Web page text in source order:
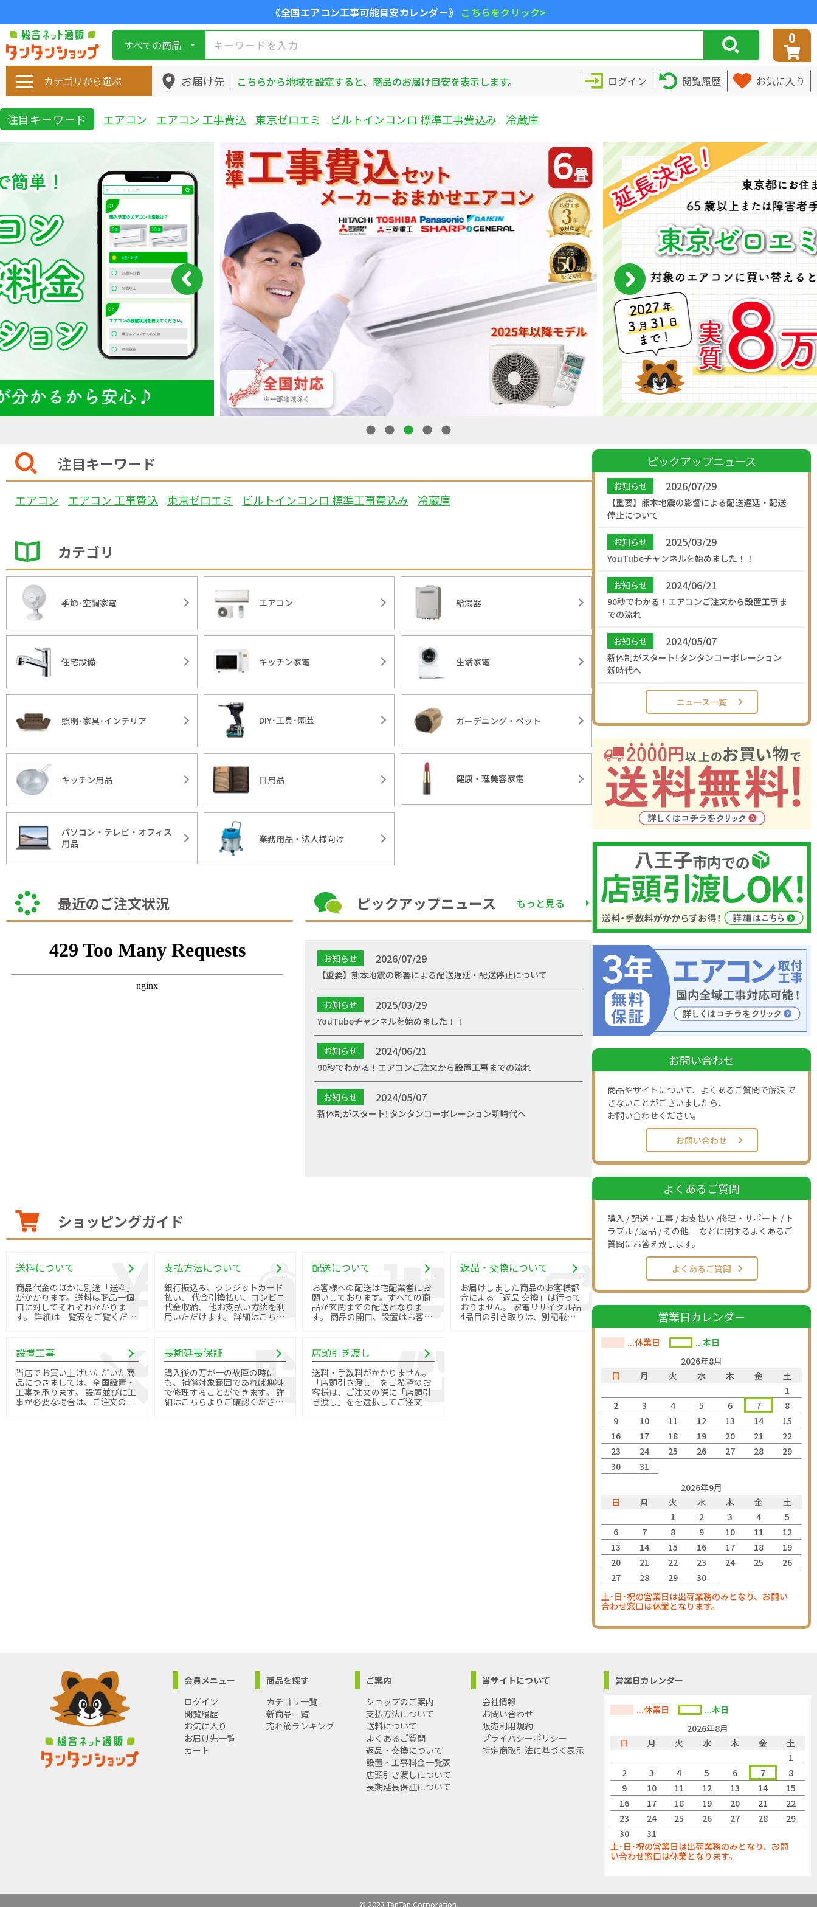
《全国エアコン工事可能目安カレンダー》 こちらをクリック>
すべての商品 0
カテゴリから選ぶ お届け先 こちらから地域を設定すると、商品のお届け目安を表示します。 ログイン 閲覧履歴 お気に入り
注目キーワード エアコン エアコン 工事費込 東京ゼロエミ ビルトインコンロ 標準工事費込み 冷蔵庫
1 2 3 4 5
注目キーワード
エアコン エアコン 工事費込 東京ゼロエミ ビルトインコンロ 標準工事費込み 冷蔵庫
カテゴリ
季節･空調家電 エアコン 給湯器
住宅設備 キッチン家電 生活家電
照明･家具･インテリア DIY･工具･園芸 ガーデニング・ペット
キッチン用品 日用品 健康・理美容家電
パソコン・テレビ・オフィス
用品
業務用品・法人様向け
最近のご注文状況 ピックアップニュース もっと見る
お知らせ 2026/07/29
【重要】熊本地震の影響による配送遅延・配送停止について
お知らせ 2025/03/29
YouTubeチャンネルを始めました！！
お知らせ 2024/06/21
90秒でわかる！エアコンご注文から設置工事までの流れ
お知らせ 2024/05/07
新体制がスタート! タンタンコーポレーション新時代へ
ショッピングガイド
送料について
商品代金のほかに別途「送料」
がかかります。送料は商品一個
口に対してそれぞれかかりま
す。 詳細は一覧表をご覧くださ
支払方法について
銀行振込み、クレジットカード
払い、 代金引換払い、コンビニ
代金収納、 他お支払い方法を利
用いただけます。 詳細はこちら
配送について
お客様への配送は宅配業者にお
願いしております。すべての商
品が玄関までの配送となりま
す。 商品の開口、設置はお客様
返品・交換について
お届けしました商品のお客様都
合による「返品 交換」は行って
おりません。 家電リサイクル品
4品目の引き取りは、別記載の
設置工事
当店でお買い上げいただいた商
品につきましては、全国設置・
工事を承ります。 設置並びに工
事が必要な場合は、ご注文の際
長期延長保証
購入後の万が一の故障の時に
も、補償対象範囲であれば無料
で修理することができます。 詳
細はこちらよりご確認くださ
店頭引き渡し
送料・手数料がかかりません。
「店頭引き渡し」をご希望のお
客様は、ご注文の際に「店頭引
き渡し」をを選択してご注文く
ピックアップニュース
お知らせ 2026/07/29
【重要】熊本地震の影響による配送遅延・配送
停止について
お知らせ 2025/03/29
YouTubeチャンネルを始めました！！
お知らせ 2024/06/21
90秒でわかる！エアコンご注文から設置工事ま
での流れ
お知らせ 2024/05/07
新体制がスタート! タンタンコーポレーション
新時代へ
ニュース一覧
お問い合わせ
商品やサイトについて、よくあるご質問で解決 で
きないことがございましたら、
お問い合わせください。
お問い合わせ
よくあるご質問
購入 / 配送・工事 / お支払い /修理・サポート / ト
ラブル / 返品 / その他 などに関するよくあるご
質問にお答え致します。
よくあるご質問
営業日カレンダー
...休業日
...本日
2026年8月
日
月 火 水 木 金
土
1
2
3 4 5 6 7
8
9
10 11 12 13 14
15
16
17 18 19 20 21
22
23
24 25 26 27 28
29
30
31
2026年9月
日
月 火 水 木 金
土
1
2 3 4
5
6
7 8 9 10 11
12
13
14 15 16 17 18
19
20
21 22 23 24 25
26
27
28 29
30
土･日･祝の営業日は出荷業務のみとなり、お問い
合わせ窓口は休業となります。
会員メニュー
ログイン
閲覧履歴
お気に入り
お届け先一覧
カート
商品を探す
カテゴリ一覧
新商品一覧
売れ筋ランキング
ご案内
ショップのご案内
支払方法について
送料について
よくあるご質問
返品・交換について
設置・工事料金一覧表
店頭引き渡しについて
長期延長保証について
当サイトについて
会社情報
お問い合わせ
販売利用規約
プライバシーポリシー
特定商取引法に基づく表示
営業日カレンダー
...休業日
...本日
2026年8月
日
月 火 水 木 金
土
1
2
3 4 5 6 7
8
9
10 11 12 13 14
15
16
17 18 19 20 21
22
23
24 25 26 27 28
29
30
31
土･日･祝の営業日は出荷業務のみとなり、お問
い合わせ窓口は休業となります。
© 2023 TanTan Corporation.